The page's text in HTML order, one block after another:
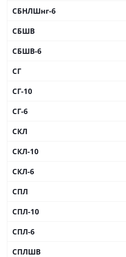
СБНЛШнг-6
СБШВ
СБШВ-6
СГ
СГ-10
СГ-6
СКЛ
СКЛ-10
СКЛ-6
СПЛ
СПЛ-10
СПЛ-6
СПЛШВ